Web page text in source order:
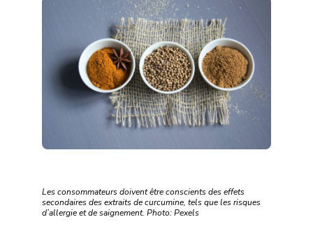
Les consommateurs doivent être conscients des effets
secondaires des extraits de curcumine, tels que les risques
d’allergie et de saignement. Photo: Pexels